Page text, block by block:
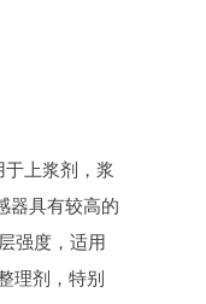
上浆剂，浆
器具有较高的
强度，适用
理剂，特别